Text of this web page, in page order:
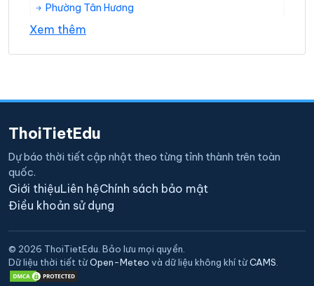
Phường Tân Hương
Xã Phúc Tân
Xã Thành Công
Xem thêm
ThoiTietEdu
Dự báo thời tiết cập nhật theo từng tỉnh thành trên toàn
quốc.
Giới thiệuLiên hệChính sách bảo mật
Điều khoản sử dụng
© 2026 ThoiTietEdu. Bảo lưu mọi quyền.
Dữ liệu thời tiết từOpen-Meteo và dữ liệu không khí từCAMS